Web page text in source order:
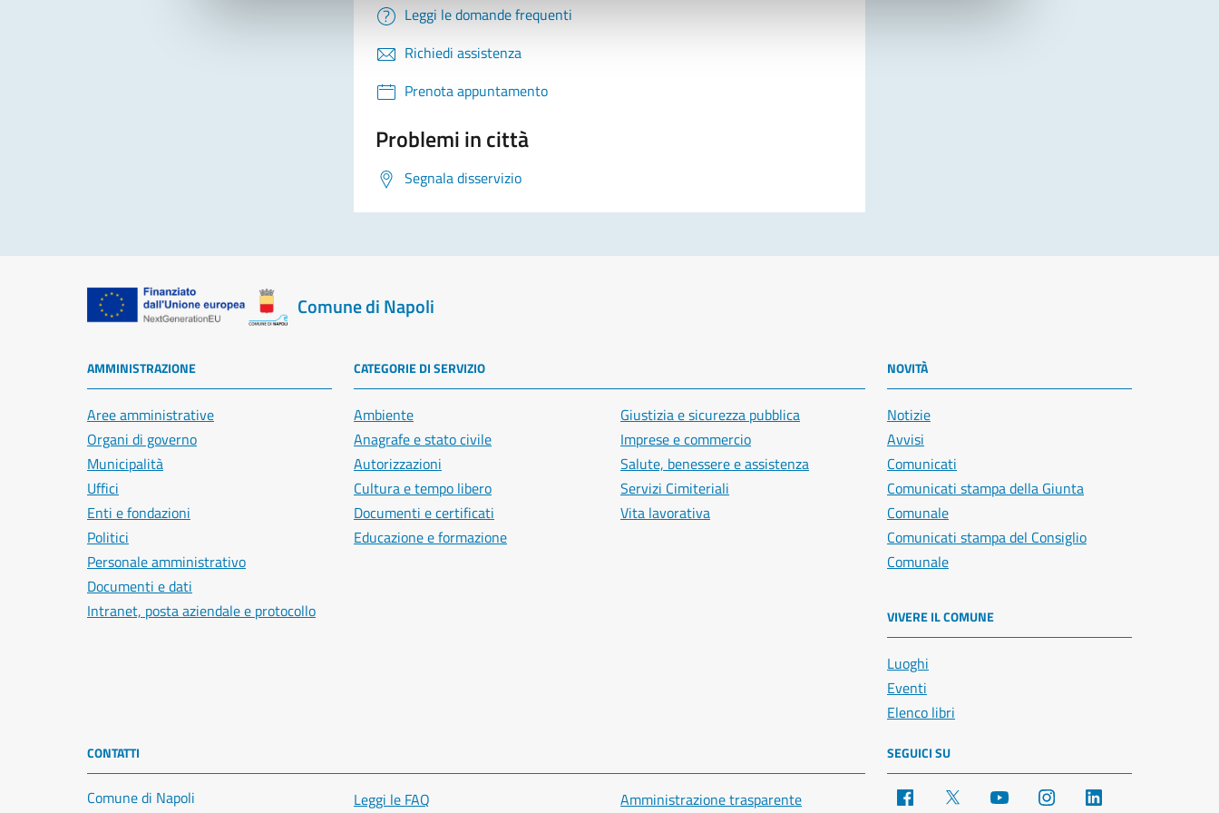
Leggi le domande frequenti
Richiedi assistenza
Prenota appuntamento
Problemi in città
Segnala disservizio
Comune di Napoli
AMMINISTRAZIONE
Aree amministrative
Organi di governo
Municipalità
Uffici
Enti e fondazioni
Politici
Personale amministrativo
Documenti e dati
Intranet, posta aziendale e protocollo
CATEGORIE DI SERVIZIO
Ambiente
Anagrafe e stato civile
Autorizzazioni
Cultura e tempo libero
Documenti e certificati
Educazione e formazione
Giustizia e sicurezza pubblica
Imprese e commercio
Salute, benessere e assistenza
Servizi Cimiteriali
Vita lavorativa
NOVITÀ
Notizie
Avvisi
Comunicati
Comunicati stampa della Giunta
Comunale
Comunicati stampa del Consiglio
Comunale
VIVERE IL COMUNE
Luoghi
Eventi
Elenco libri
CONTATTI
Comune di Napoli
Leggi le FAQ Amministrazione trasparente
SEGUICI SU
Facebook YouTube Instagram